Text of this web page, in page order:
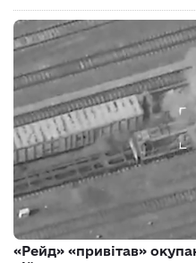
«Рейд» «привітав»